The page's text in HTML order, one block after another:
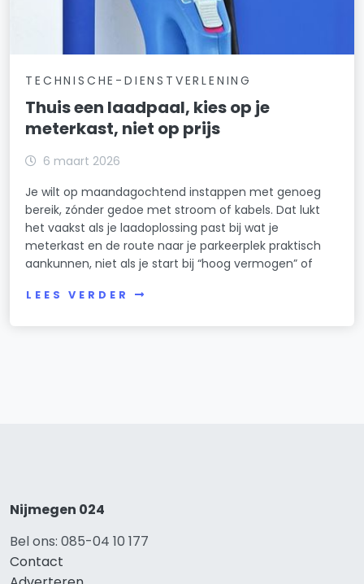
TECHNISCHE-DIENSTVERLENING
Thuis een laadpaal, kies op je
meterkast, niet op prijs
6 maart 2026
Je wilt op maandagochtend instappen met genoeg
bereik, zónder gedoe met stroom of kabels. Dat lukt
het vaakst als je laadoplossing past bij wat je
meterkast en de route naar je parkeerplek praktisch
aankunnen, niet als je start bij “hoog vermogen” of
LEES VERDER
Nijmegen 024
Bel ons: 085-04 10 177
Contact